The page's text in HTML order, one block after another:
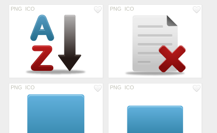
PNG ICO PNG ICO
PNG ICO PNG ICO